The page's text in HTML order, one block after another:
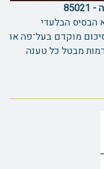
הבסיס הבלעדי
מוקדם בעל־פה או
מבטל כל טענה